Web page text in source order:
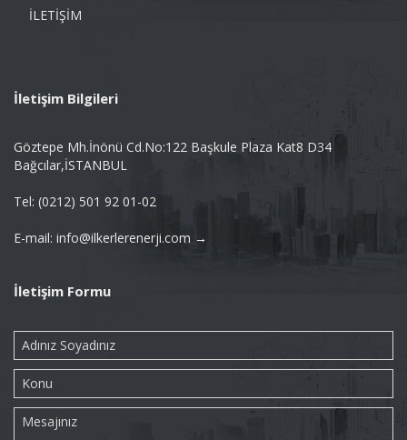
İLETİŞİM
İletişim Bilgileri
Göztepe Mh.İnönü Cd.No:122 Başkule Plaza Kat8 D34
Bağcılar,İSTANBUL
Tel: (0212) 501 92 01-02
E-mail: info@ilkerlerenerji.com →
İletişim Formu